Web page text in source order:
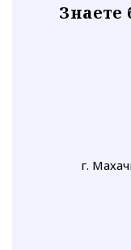
Знаете
г.